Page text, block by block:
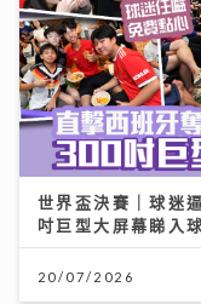
世界盃決賽｜球迷
吋巨型大屏幕睇入
20/07/2026